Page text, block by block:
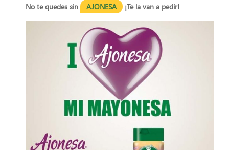
No te quedes sin
AJONESA ¡Te la van a pedir!